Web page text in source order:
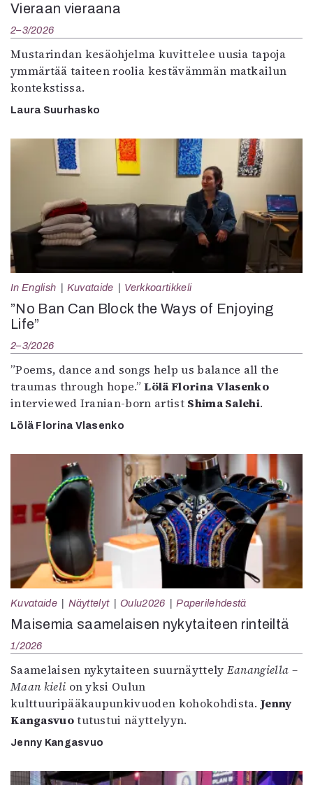
Vieraan vieraana
2–3/2026
Mustarindan kesäohjelma kuvittelee uusia tapoja
ymmärtää taiteen roolia kestävämmän matkailun
kontekstissa.
Laura Suurhasko
In English Kuvataide Verkkoartikkeli
”No Ban Can Block the Ways of Enjoying
Life”
2–3/2026
”Poems, dance and songs help us balance all the
traumas through hope.”Lölä Florina Vlasenko
interviewed Iranian-born artist Shima Salehi.
Lölä Florina Vlasenko
Kuvataide Näyttelyt Oulu2026 Paperilehdestä
Maisemia saamelaisen nykytaiteen rinteiltä
1/2026
Saamelaisen nykytaiteen suurnäyttely Eanangiella –
Maan kieli on yksi Oulun
kulttuuripääkaupunkivuoden kohokohdista.Jenny
Kangasvuotutustui näyttelyyn.
Jenny Kangasvuo